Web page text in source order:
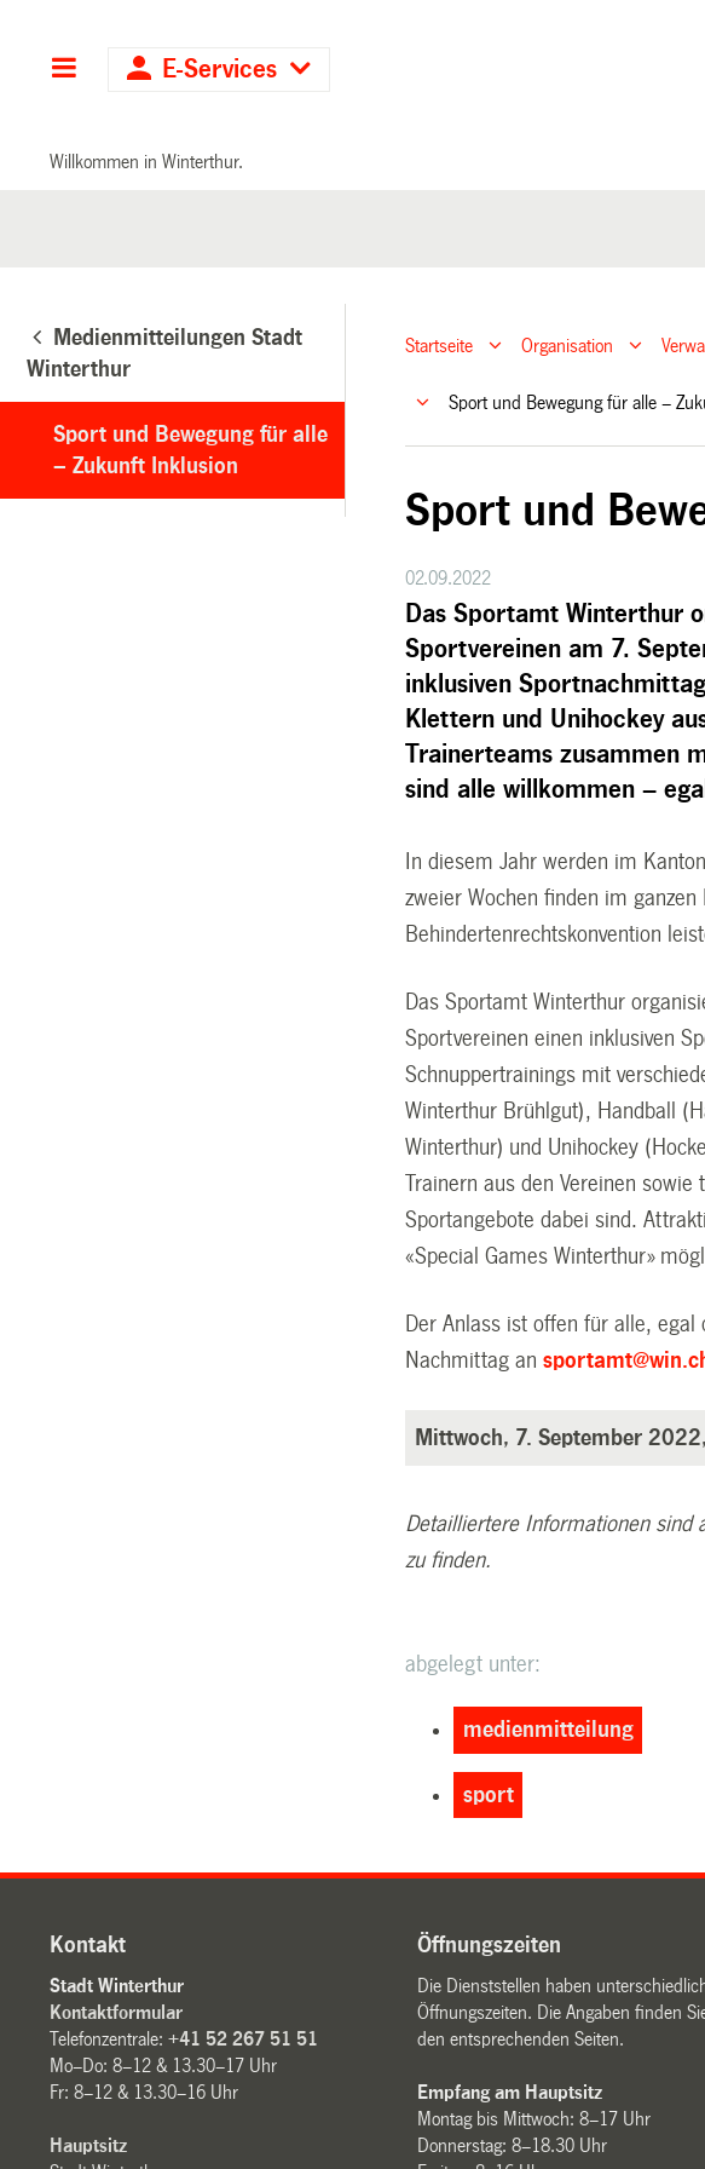
Hauptnavigation
E-Services
Willkommen in Winterthur.
Medienmitteilungen Stadt
Winterthur
Sport und Bewegung für alle
– Zukunft Inklusion
Startseite Organisation
Sport und Bewegung für alle –
Sport und
02.09.2022
Das Sportamt Winterthur
Sportvereinen am 7.
inklusiven
Klettern und Unihockey
Trainerteams zusammen
sind alle willkommen –
In diesem Jahr werden im
zweier Wochen finden im
Behindertenrechtskonvention
Das Sportamt Winterthur
Sportvereinen einen inklusiven
Schnuppertrainings mit
Winterthur Brühlgut), Handball
Winterthur) und Unihockey
Trainern aus den Vereinen
Sportangebote dabei sind.
«Special Games Winterthur»
Der Anlass ist offen für alle,
Nachmittag an
Mittwoch, 7. September
Detailliertere Informationen sind
zu finden.
abgelegt unter:
medienmitteilung
sport
Kontakt
Stadt Winterthur
Kontaktformular
Telefonzentrale:+41 52 267 51 51
Mo–Do: 8–12 & 13.30–17 Uhr
Fr: 8–12 & 13.30–16 Uhr
Hauptsitz
Öffnungszeiten
Die Dienststellen haben
Öffnungszeiten. Die Angaben finden
den entsprechenden Seiten.
Empfang am Hauptsitz
Montag bis Mittwoch: 8–17 Uhr
Donnerstag: 8–18.30 Uhr